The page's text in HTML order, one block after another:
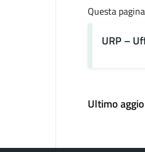
Questa
URP –
Ultimo